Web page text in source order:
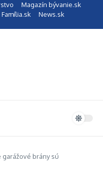
Magazín bývanie.sk
Família.sk
News.sk
garážové brány sú